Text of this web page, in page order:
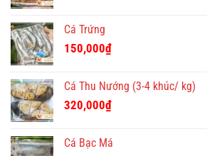
Cá Trứng
150,000₫
Cá Thu Nướng (3-4 khúc/ kg)
320,000₫
Cá Bạc Má